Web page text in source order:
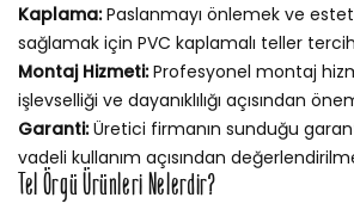
Kaplama:Paslanmayı önlemek ve
sağlamak için PVC kaplamalı teller
Montaj Hizmeti:Profesyonel montaj
işlevselliği ve dayanıklılığı açısından
Garanti:Üretici firmanın sunduğu
vadeli kullanım açısından
Tel Örgü Ürünleri Nelerdir?